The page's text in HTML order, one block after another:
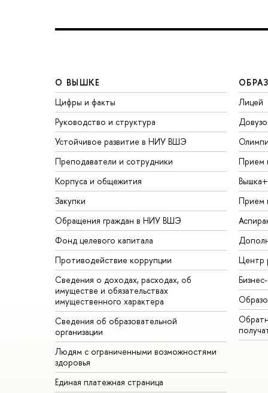
О ВЫШКЕ
Цифры и факты
Руководство и структура
Устойчивое развитие в НИУ ВШЭ
Преподаватели и сотрудники
Корпуса и общежития
Закупки
Обращения граждан в НИУ ВШЭ
Фонд целевого капитала
Противодействие коррупции
Сведения о доходах, расходах, об
имуществе и обязательствах
имущественного характера
Сведения об образовательной
организации
Людям с ограниченными возможностями
здоровья
Единая платежная страница
Лицей
Прием
Вышка+
Прием
Центр